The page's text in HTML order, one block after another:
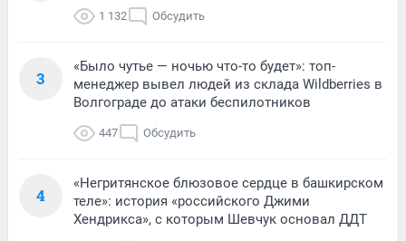
1 132 Обсудить
3
«Было чутье — ночью что-то будет»: топ-
менеджер вывел людей из склада Wildberries в
Волгограде до атаки беспилотников
447 Обсудить
4
«Негритянское блюзовое сердце в башкирском
теле»: история «российского Джими
Хендрикса», с которым Шевчук основал ДДТ